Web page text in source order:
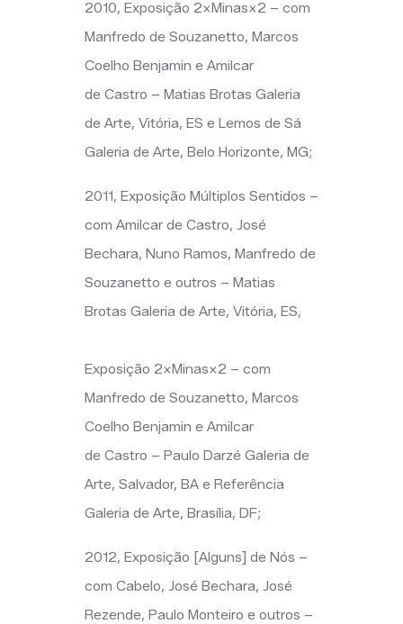
2010, Exposição 2×Minas×2 – com
Manfredo de Souzanetto, Marcos
Coelho Benjamin e Amilcar
de Castro – Matias Brotas Galeria
de Arte, Vitória, ES e Lemos de Sá
Galeria de Arte, Belo Horizonte, MG;
2011, Exposição Múltiplos Sentidos –
com Amilcar de Castro, José
Bechara, Nuno Ramos, Manfredo de
Souzanetto e outros – Matias
Brotas Galeria de Arte, Vitória, ES,
Exposição 2×Minas×2 – com
Manfredo de Souzanetto, Marcos
Coelho Benjamin e Amilcar
de Castro – Paulo Darzé Galeria de
Arte, Salvador, BA e Referência
Galeria de Arte, Brasília, DF;
2012, Exposição [Alguns] de Nós –
com Cabelo, José Bechara, José
Rezende, Paulo Monteiro e outros –